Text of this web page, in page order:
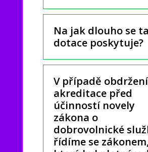
Na jak dlouho se
dotace poskytuje?
V případě obdržení
akreditace před
účinností novely
zákona o
dobrovolnické
řídíme se zákonem,